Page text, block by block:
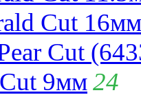
Cut 16мм
Cut
9мм24